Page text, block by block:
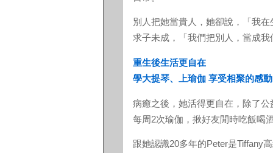
別人把她當貴人，她卻說，「我
求子未成，「我們把別人，當成我
重生後生活更自在
學大提琴、上瑜伽 享受相聚的感動
病癒之後，她活得更自在，除了
每周2次瑜伽，揪好友閒時吃飯喝
跟她認識20多年的Peter是Tiffany